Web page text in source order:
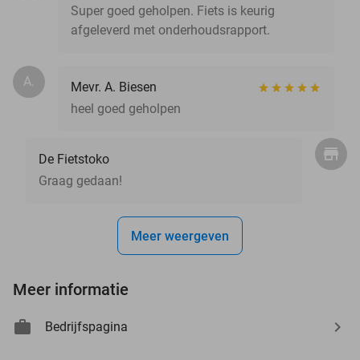
Super goed geholpen. Fiets is keurig
afgeleverd met onderhoudsrapport.
A.
Mevr. A. Biesen
heel goed geholpen
De Fietstoko
Graag gedaan!
Meer weergeven
Meer informatie
Bedrijfspagina